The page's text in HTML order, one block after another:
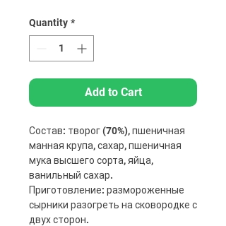
Quantity *
Add to Cart
Состав: творог (70%), пшеничная
манная крупа, сахар, пшеничная
мука высшего сорта, яйца,
ванильный сахар.
Приготовление: размороженные
сырники разогреть на сковородке с
двух сторон.